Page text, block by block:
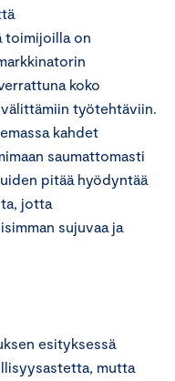
toimijoilla on
koko
työtehtäviin.
kahdet
saumattomasti
pitää hyödyntää
jotta
sujuvaa ja
esityksessä
mutta